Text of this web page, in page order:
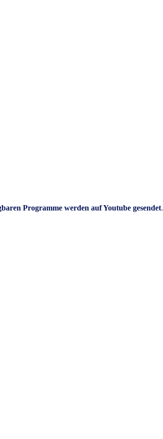
Programme werden auf Youtube gesendet.